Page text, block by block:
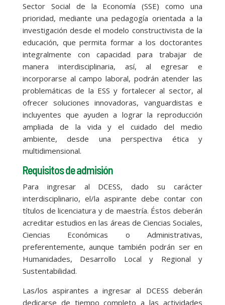
Sector Social de la Economía (SSE) como una
prioridad, mediante una pedagogía orientada a la
investigación desde el modelo constructivista de la
educación, que permita formar a los doctorantes
integralmente con capacidad para trabajar de
manera interdisciplinaria, así, al egresar e
incorporarse al campo laboral, podrán atender las
problemáticas de la ESS y fortalecer al sector, al
ofrecer soluciones innovadoras, vanguardistas e
incluyentes que ayuden a lograr la reproducción
ampliada de la vida y el cuidado del medio
ambiente, desde una perspectiva ética y
multidimensional.
Requisitos de admisión
Para ingresar al DCESS, dado su carácter
interdisciplinario, el/la aspirante debe contar con
títulos de licenciatura y de maestría. Éstos deberán
acreditar estudios en las áreas de Ciencias Sociales,
Ciencias Económicas o Administrativas,
preferentemente, aunque también podrán ser en
Humanidades, Desarrollo Local y Regional y
Sustentabilidad.
Las/los aspirantes a ingresar al DCESS deberán
dedicarse de tiempo completo a las actividades